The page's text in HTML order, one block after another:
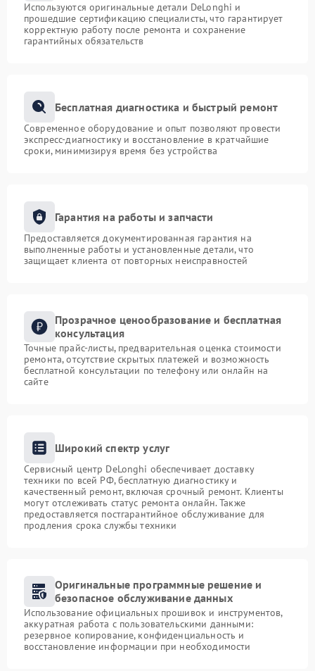
Используются оригинальные детали DeLonghi и
прошедшие сертификацию специалисты, что гарантирует
корректную работу после ремонта и сохранение
гарантийных обязательств
Бесплатная диагностика и быстрый ремонт
Современное оборудование и опыт позволяют провести
экспресс-диагностику и восстановление в кратчайшие
сроки, минимизируя время без устройства
Гарантия на работы и запчасти
Предоставляется документированная гарантия на
выполненные работы и установленные детали, что
защищает клиента от повторных неисправностей
Прозрачное ценообразование и бесплатная
консультация
Точные прайс-листы, предварительная оценка стоимости
ремонта, отсутствие скрытых платежей и возможность
бесплатной консультации по телефону или онлайн на
сайте
Широкий спектр услуг
Сервисный центр DeLonghi обеспечивает доставку
техники по всей РФ, бесплатную диагностику и
качественный ремонт, включая срочный ремонт. Клиенты
могут отслеживать статус ремонта онлайн. Также
предоставляется постгарантийное обслуживание для
продления срока службы техники
Оригинальные программные решение и
безопасное обслуживание данных
Использование официальных прошивок и инструментов,
аккуратная работа с пользовательскими данными:
резервное копирование, конфиденциальность и
восстановление информации при необходимости